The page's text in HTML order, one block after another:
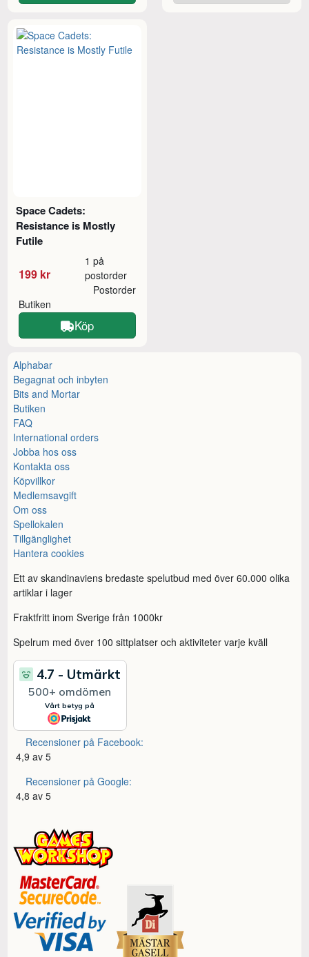
Space Cadets:
Resistance is Mostly
Futile
199 kr
1 på
postorder
Butiken
Postorder
Köp
Alphabar
Begagnat och inbyten
Bits and Mortar
Butiken
FAQ
International orders
Jobba hos oss
Kontakta oss
Köpvillkor
Medlemsavgift
Om oss
Spellokalen
Tillgänglighet
Hantera cookies
Ett av skandinaviens bredaste spelutbud med över 60.000 olika
artiklar i lager
Fraktfritt inom Sverige från 1000kr
Spelrum med över 100 sittplatser och aktiviteter varje kväll
Recensioner på Facebook:
4,9 av 5
Recensioner på Google:
4,8 av 5